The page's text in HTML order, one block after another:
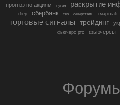
прогноз по акциям путин раскрытие
сбер сбербанк сво северсталь смартлаб
торговые сигналы трейдинг
фьючерс ртс фьючерсы